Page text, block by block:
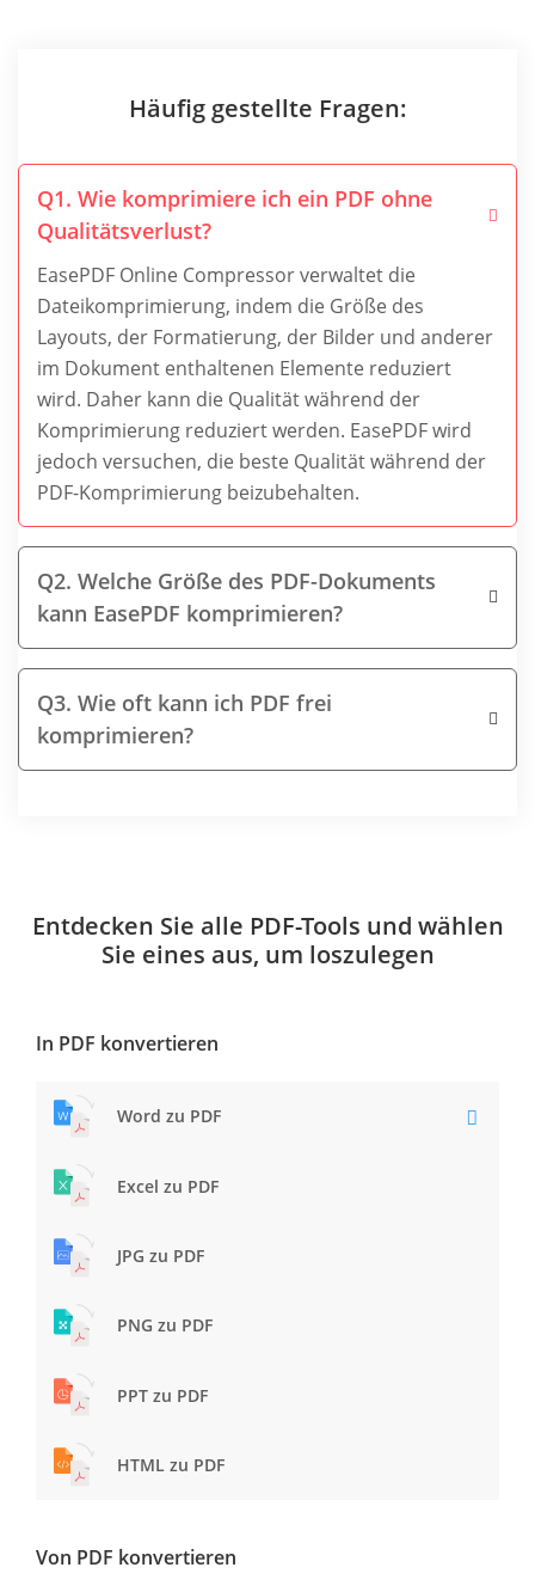
Häufig gestellte Fragen:
Q1. Wie komprimiere ich ein PDF ohne
Qualitätsverlust?
EasePDF Online Compressor verwaltet die
Dateikomprimierung, indem die Größe des
Layouts, der Formatierung, der Bilder und anderer
im Dokument enthaltenen Elemente reduziert
wird. Daher kann die Qualität während der
Komprimierung reduziert werden. EasePDF wird
jedoch versuchen, die beste Qualität während der
PDF-Komprimierung beizubehalten.
Q2. Welche Größe des PDF-Dokuments
kann EasePDF komprimieren?
Q3. Wie oft kann ich PDF frei
komprimieren?
Entdecken Sie alle PDF-Tools und wählen
Sie eines aus, um loszulegen
In PDF konvertieren
Word zu PDF
Excel zu PDF
JPG zu PDF
PNG zu PDF
PPT zu PDF
HTML zu PDF
Von PDF konvertieren